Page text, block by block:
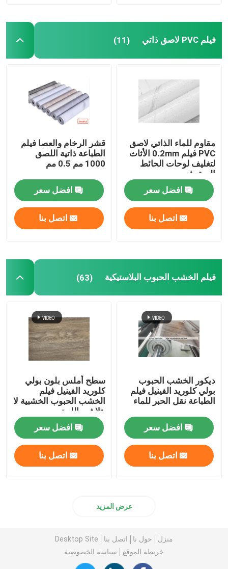
فيلم PVC لاصق ذاتي (11)
مقاوم للماء الذاتي لاصق
PVC فيلم 0.2mm الأثاث
لتغليف لوحات الحائط
السقوف
افضل سعر
اتصل بنا
قشر الرخام والعصا فيلم
الطباعة ذاتية اللصق
1000 مم 0.5 مم
افضل سعر
اتصل بنا
فيلم الخشب الحبوب البلاستيكية (63)
ديكور الخشب الحبوب
بولي كلوريد الفينيل فيلم
الطباعة نقل الحبر للماء
افضل سعر
اتصل بنا
سطح أملس بلون بولي
كلوريد الفينيل فيلم
الخشب الحبوب الخشبية لا
يتلاشى اللون
افضل سعر
اتصل بنا
عرض المزيد
منزل حول نا اتصل بنا
Desktop Site
خريطة الموقع
سياسة الخصوصية